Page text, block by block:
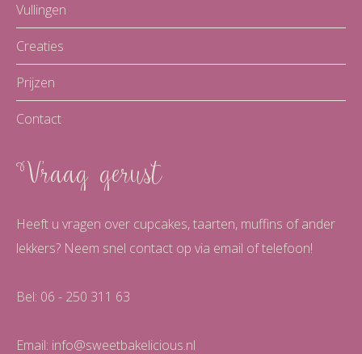
Vullingen
Creaties
Prijzen
Contact
Vraag gerust
Heeft u vragen over cupcakes, taarten, muffins of ander
lekkers? Neem snel contact op via email of telefoon!
Bel: 06 - 250 311 63
Email: info@sweetbakelicious.nl